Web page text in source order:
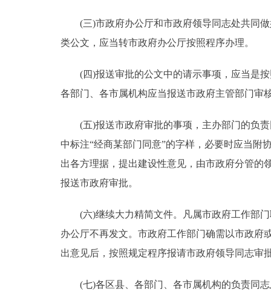
走进北京
绿色北京
DEUTSCH
ITALIANO
(三)市政府办公厅和市政府领导同志处共同做
类公文，应当转市政府办公厅按照程序办理。
(四)报送审批的公文中的请示事项，应当是按
各部门、各市属机构应当报送市政府主管部门审
(五)报送市政府审批的事项，主办部门的负责
中标注“经商某部门同意”的字样，必要时应当附
出各方理据，提出建设性意见，由市政府分管的
报送市政府审批。
(六)继续大力精简文件。凡属市政府工作部门
办公厅不再发文。市政府工作部门确需以市政府
出意见后，按照规定程序报请市政府领导同志审
(七)各区县、各部门、各市属机构的负责同志